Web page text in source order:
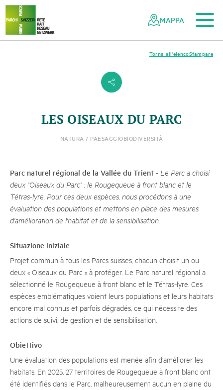
Navigazione
nella
rete
dei
Navigazione
rapida
Al contenuto principale
Alla navigazione mobile
Alla ricerca
Al piè di pagina
Alla mappa del sito
MAPPA
s
Stampare
Torna all'elenco
LES OISEAUX DU PARC
NATURA / PAESAGGIOBIODIVERSITÀ
Parc naturel régional de la Vallée du Trient - Le Parc a choisi
deux "Oiseaux du Parc" : le Rougequeue à front blanc et le
Tétras-lyre. Pour ces deux espèces, nous procédons à une
évaluation des populations et mettons en place des mesures
d'amélioration de l'habitat et de la sensibilisation.
Situazione iniziale
Projet commun à tous les Parcs suisses, chacun choisit un ou
deux « Oiseaux du Parc » à protéger. Le Parc naturel régional a
sélectionné le Rougequeue à front blanc et le Tétras-lyre. Ces
espèces emblématiques voient leurs populations et leurs habitats
encore mal connus et parfois dégradés, ce qui nécessite des
actions de suivi, de gestion et de sensibilisation.
Obiettivo
Une évaluation des populations est menée afin d’améliorer les
habitats. En 2025, 27 territoires de Rougequeue à front blanc ont
été identifiés dans le Parc, malheureusement aucun en plaine du